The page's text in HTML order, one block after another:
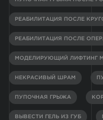
РЕАБИЛИТАЦИЯ ПОСЛЕ
РЕАБИЛИТАЦИЯ ПОСЛЕ
МОДЕЛИРУЮЩИЙ ЛИФТИНГ
НЕКРАСИВЫЙ ШРАМ
ПУПОЧНАЯ ГРЫЖА
ВЫВЕСТИ ГЕЛЬ ИЗ ГУБ